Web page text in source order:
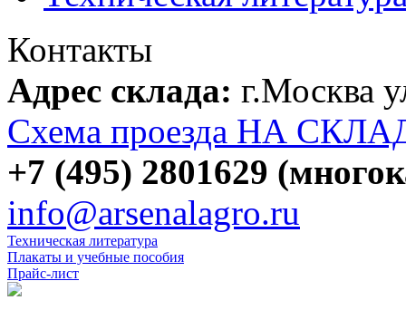
Контакты
Адрес склада: г.Москва
Схема проезда НА
+7 (495) 2801629
info@arsenalagro.ru
Техническая литература
Плакаты и учебные пособия
Прайс-лист